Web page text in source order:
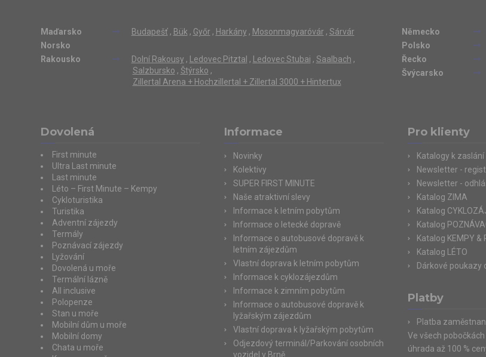
Maďarsko
Budapešť, Bük, Győr , Harkány , Mosonmagyaróvár , Sárvár Německo
Norsko
Polsko
Rakousko
Dolní Rakousy , Ledovec Pitztal , Ledovec Stubai , Saalbach ,
Salzbursko , Štýrsko ,
Zillertal Arena + Hochzillertal + Zillertal 3000 + Hintertux
Řecko
Švýcarsko
Dovolená
First minute
Ultra Last minute
Last minute
Léto – First Minute – Kempy
Cykloturistika
Turistika
Adventní zájezdy
Termály
Poznávací zájezdy
Lyžování
Dovolená u moře
Termální lázně
All inclusive
Polopenze
Stan u moře
Mobilní dům u moře
Mobilní domy
Chata u moře
Informace
Novinky
Kolektivy
SUPER FIRST MINUTE
Naše atraktivní slevy
Informace k letním pobytům
Informace o letecké dopravě
Informace o autobusové dopravě k
letním zájezdům
Vlastní doprava k letním pobytům
Informace k cyklozájezdům
Informace k zimním pobytům
Informace o autobusové dopravě k
lyžařským zájezdům
Vlastní doprava k lyžařským pobytům
Odjezdový terminál/Parkování osobních
vozidel v Brně
Pro klienty
Katalogy k zaslání
Newsletter -
Newsletter -
Katalog ZIMA
Katalog
Katalog
Katalog KEMPY &
Katalog LÉTO
Dárkové poukazy
Platby
Platba
Ve všech
úhrada až 100 %